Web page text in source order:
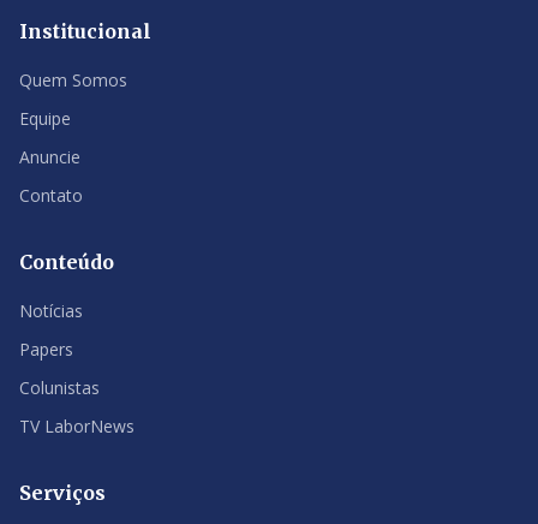
Institucional
Quem Somos
Equipe
Anuncie
Contato
Conteúdo
Notícias
Papers
Colunistas
TV LaborNews
Serviços